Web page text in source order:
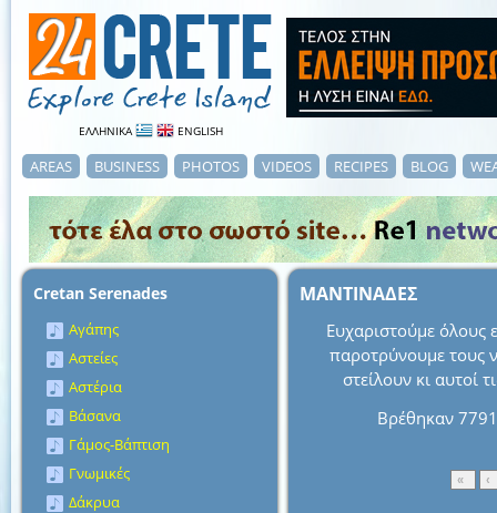
ΕΛΛΗΝΙΚΑ ENGLISH
AREAS BUSINESS PHOTOS VIDEOS RECIPES BLOG
Cretan Serenades
Αγάπης
Αστείες
Αστέρια
Βάσανα
Γάμος-Βάπτιση
Γνωμικές
Δάκρυα
ΜΑΝΤΙΝΑΔΕΣ
Ευχαριστούμε όλους
παροτρύνουμε τους
στείλουν κι αυτοί
Βρέθηκαν
« ‹